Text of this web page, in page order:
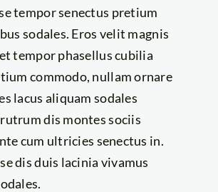
tempor senectus pretium
sodales. Eros velit magnis
tempor phasellus cubilia
commodo, nullam ornare
lacus aliquam sodales
rutrum dis montes sociis
cum ultricies senectus in.
dis duis lacinia vivamus